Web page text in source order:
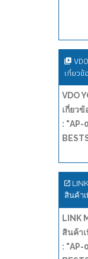
เกี่ยวข้
VDO
เกี่ยวข้
: "AP-
สินค้า
LINK
สินค้า
: "AP-